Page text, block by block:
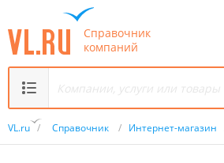
Справочник
компаний
VL.ru / Справочник / Интернет-магазин